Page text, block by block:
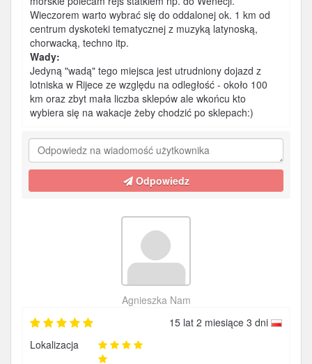
Wieczorem warto wybrać się do oddalonej ok. 1 km od
centrum dyskoteki tematycznej z muzyką latynoską,
chorwacką, techno itp.
Wady:
Jedyną "wadą" tego miejsca jest utrudniony dojazd z
lotniska w Rijece ze względu na odległość - około 100
km oraz zbyt mała liczba sklepów ale wkońcu kto
wybiera się na wakacje żeby chodzić po sklepach:)
Odpowiedz
Agnieszka Nam
15 lat 2 miesiące 3 dni
Lokalizacja